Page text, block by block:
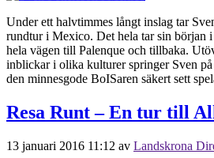
Under ett halvtimmes långt inslag tar
rundtur i Mexico. Det hela tar sin början
hela vägen till Palenque och tillbaka.
inblickar i olika kulturer springer Sven
den minnesgode BoISaren säkert sett
Resa Runt – En tur till
13 januari 2016 11:12 av Landskrona